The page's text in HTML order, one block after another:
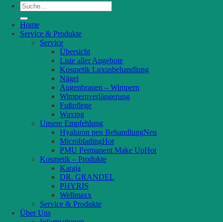
Suche
nach:
Home
Service & Produkte
Service
Übersicht
Liste aller Angebote
Kosmetik Luxusbehandlung
Nägel
Augenbrauen – Wimpern
Wimpernverlängerung
Fußpflege
Waxing
Unsere Empfehlung
Hyaluron pen Behandlung
Microblading
PMU Permanent Make Up
Kosmetik – Produkte
Karaja
DR. GRANDEL
PHYRIS
Wellmaxx
Service & Produkte
Über Uns